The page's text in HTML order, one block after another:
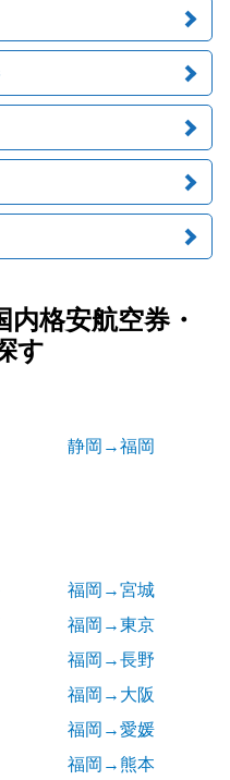
格安航空券・
す
静岡→福岡
福岡→宮城
福岡→東京
福岡→長野
福岡→大阪
福岡→愛媛
福岡→熊本